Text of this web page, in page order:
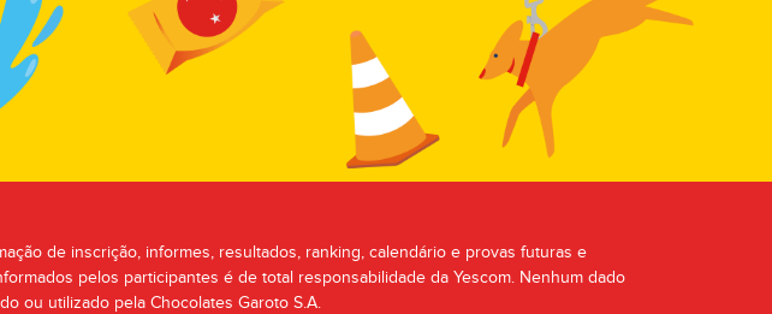
de inscrição, informes, resultados, ranking, calendário e provas futuras e
pelos participantes é de total responsabilidade da Yescom. Nenhum dado
ou utilizado pela Chocolates Garoto S.A.